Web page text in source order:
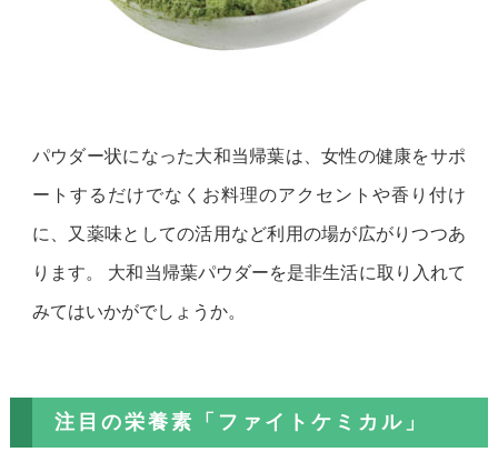
パウダー状になった大和当帰葉は、女性の健康をサポ
ートするだけでなくお料理のアクセントや香り付け
に、又薬味としての活用など利用の場が広がりつつあ
ります。 大和当帰葉パウダーを是非生活に取り入れて
みてはいかがでしょうか。
注目の栄養素「ファイトケミカル」